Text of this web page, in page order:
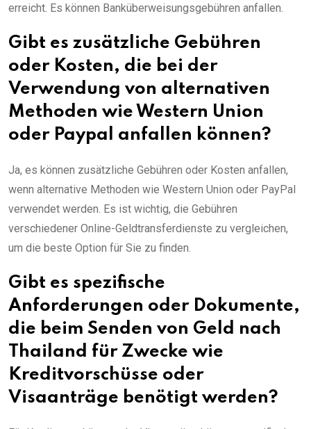
erreicht. Es können Banküberweisungsgebühren anfallen.
Gibt es zusätzliche Gebühren
oder Kosten, die bei der
Verwendung von alternativen
Methoden wie Western Union
oder Paypal anfallen können?
Ja, es können zusätzliche Gebühren oder Kosten anfallen,
wenn alternative Methoden wie Western Union oder PayPal
verwendet werden. Es ist wichtig, die Gebühren
verschiedener Online-Geldtransferdienste zu vergleichen,
um die beste Option für Sie zu finden.
Gibt es spezifische
Anforderungen oder Dokumente,
die beim Senden von Geld nach
Thailand für Zwecke wie
Kreditvorschüsse oder
Visaanträge benötigt werden?